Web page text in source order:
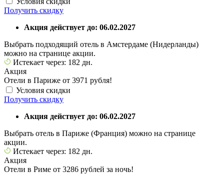
Получить скидку
Акция действует до: 06.02.2027
Выбрать подходящий отель в Амстердаме (Нидерланды)
можно на странице акции.
Истекает через: 182 дн.
Акция
Отели в Париже от 3971 рубля!
Условия скидки
Получить скидку
Акция действует до: 06.02.2027
Выбрать отель в Париже (Франция) можно на странице
акции.
Истекает через: 182 дн.
Акция
Отели в Риме от 3286 рублей за ночь!